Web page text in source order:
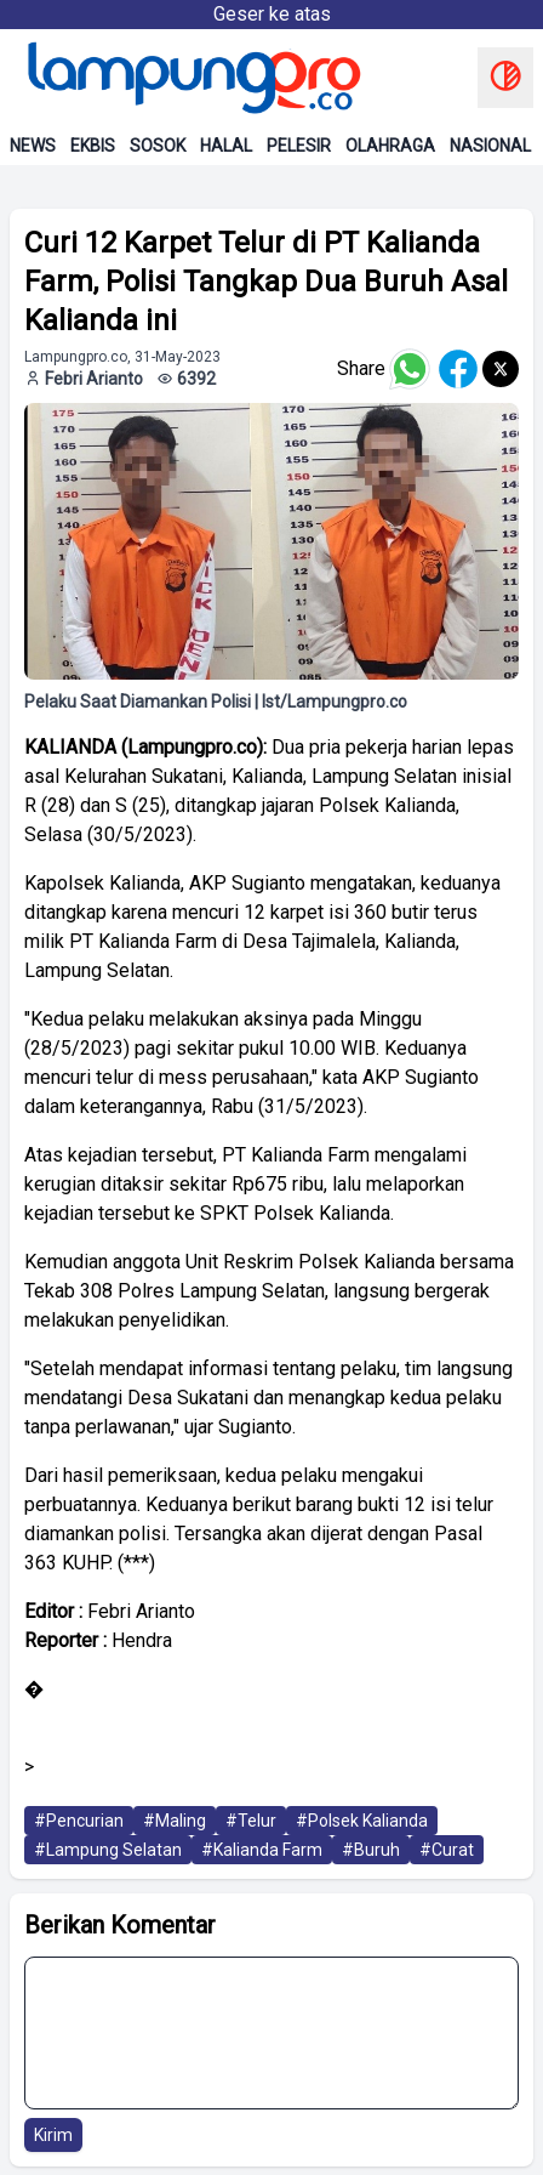
Geser ke atas
NEWS EKBIS SOSOK HALAL PELESIR OLAHRAGA NASIONAL
Curi 12 Karpet Telur di PT Kalianda
Farm, Polisi Tangkap Dua Buruh Asal
Kalianda ini
Lampungpro.co, 31-May-2023
Febri Arianto 6392 Share
Pelaku Saat Diamankan Polisi | Ist/Lampungpro.co
KALIANDA (Lampungpro.co): Dua pria pekerja harian lepas
asal Kelurahan Sukatani, Kalianda, Lampung Selatan inisial
R (28) dan S (25), ditangkap jajaran Polsek Kalianda,
Selasa (30/5/2023).
Kapolsek Kalianda, AKP Sugianto mengatakan, keduanya
ditangkap karena mencuri 12 karpet isi 360 butir terus
milik PT Kalianda Farm di Desa Tajimalela, Kalianda,
Lampung Selatan.
"Kedua pelaku melakukan aksinya pada Minggu
(28/5/2023) pagi sekitar pukul 10.00 WIB. Keduanya
mencuri telur di mess perusahaan," kata AKP Sugianto
dalam keterangannya, Rabu (31/5/2023).
Atas kejadian tersebut, PT Kalianda Farm mengalami
kerugian ditaksir sekitar Rp675 ribu, lalu melaporkan
kejadian tersebut ke SPKT Polsek Kalianda.
Kemudian anggota Unit Reskrim Polsek Kalianda bersama
Tekab 308 Polres Lampung Selatan, langsung bergerak
melakukan penyelidikan.
"Setelah mendapat informasi tentang pelaku, tim langsung
mendatangi Desa Sukatani dan menangkap kedua pelaku
tanpa perlawanan," ujar Sugianto.
Dari hasil pemeriksaan, kedua pelaku mengakui
perbuatannya. Keduanya berikut barang bukti 12 isi telur
diamankan polisi. Tersangka akan dijerat dengan Pasal
363 KUHP. (***)
Editor : Febri Arianto
Reporter : Hendra
�
>
#Pencurian #Maling #Telur
#Polsek Kalianda
#Lampung Selatan
#Kalianda Farm #Buruh #Curat
Berikan Komentar
Kirim